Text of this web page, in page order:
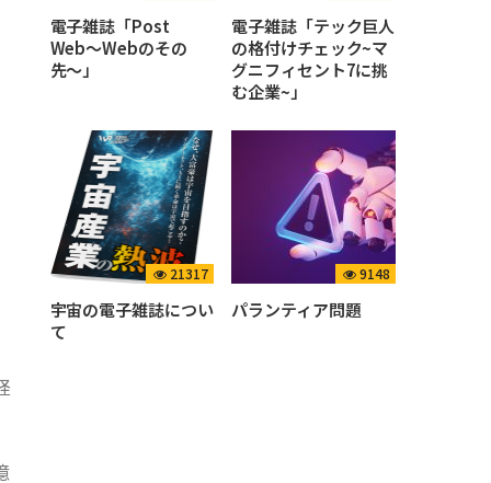
電子雑誌「Post
Web〜Webのその
先〜」
電子雑誌「テック巨人
の格付けチェック~マ
グニフィセント7に挑
む企業~」
21317
宇宙の電子雑誌につい
て
9148
パランティア問題